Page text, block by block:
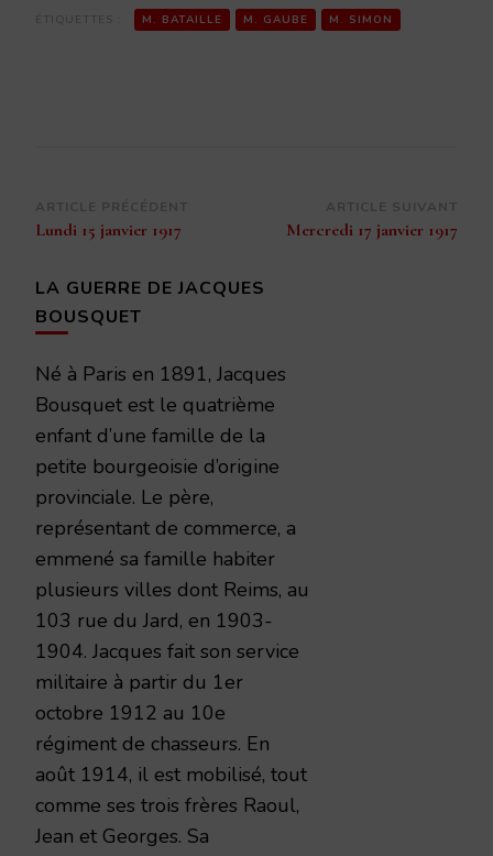
M. BATAILLE M. GAUBE M. SIMON
Navigation
d’article
Lundi 15 janvier 1917 Mercredi 17 janvier 1917
LA GUERRE DE JACQUES
BOUSQUET
Né à Paris en 1891, Jacques
Bousquet est le quatrième
enfant d’une famille de la
petite bourgeoisie d’origine
provinciale. Le père,
représentant de commerce, a
emmené sa famille habiter
plusieurs villes dont Reims, au
103 rue du Jard, en 1903-
1904. Jacques fait son service
militaire à partir du 1er
octobre 1912 au 10e
régiment de chasseurs. En
août 1914, il est mobilisé, tout
comme ses trois frères Raoul,
Jean et Georges. Sa